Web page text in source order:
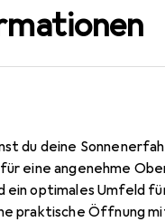
du deine
angenehme
optimales Umfeld
praktische Öffnung